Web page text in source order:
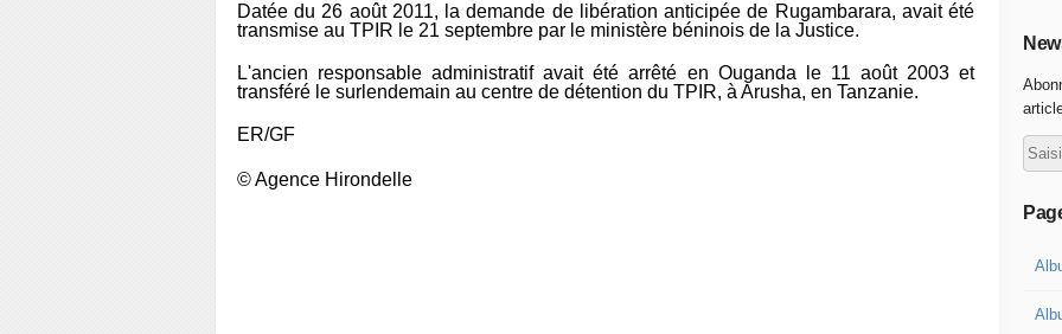
Datée du 26 août 2011, la demande de libération anticipée de Rugambarara, avait été
transmise au TPIR le 21 septembre par le ministère béninois de la Justice.
L'ancien responsable administratif avait été arrêté en Ouganda le 11 août 2003 et
transféré le surlendemain au centre de détention du TPIR, à Arusha, en Tanzanie.
ER/GF
© Agence Hirondelle